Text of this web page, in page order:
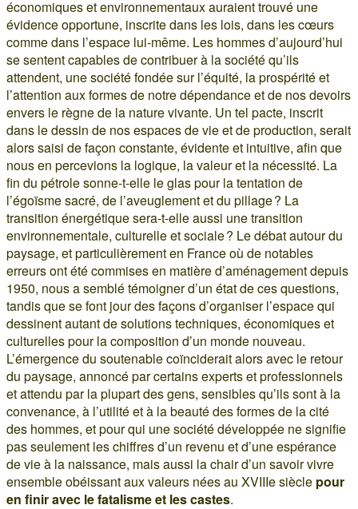
économiques et environnementaux auraient trouvé une
évidence opportune, inscrite dans les lois, dans les cœurs
comme dans l’espace lui-même. Les hommes d’aujourd’hui
se sentent capables de contribuer à la société qu’ils
attendent, une société fondée sur l’équité, la prospérité et
l’attention aux formes de notre dépendance et de nos devoirs
envers le règne de la nature vivante. Un tel pacte, inscrit
dans le dessin de nos espaces de vie et de production, serait
alors saisi de façon constante, évidente et intuitive, afin que
nous en percevions la logique, la valeur et la nécessité. La
fin du pétrole sonne-t-elle le glas pour la tentation de
l’égoïsme sacré, de l’aveuglement et du pillage ? La
transition énergétique sera-t-elle aussi une transition
environnementale, culturelle et sociale ? Le débat autour du
paysage, et particulièrement en France où de notables
erreurs ont été commises en matière d’aménagement depuis
1950, nous a semblé témoigner d’un état de ces questions,
tandis que se font jour des façons d’organiser l’espace qui
dessinent autant de solutions techniques, économiques et
culturelles pour la composition d’un monde nouveau.
L’émergence du soutenable coïnciderait alors avec le retour
du paysage, annoncé par certains experts et professionnels
et attendu par la plupart des gens, sensibles qu’ils sont à la
convenance, à l’utilité et à la beauté des formes de la cité
des hommes, et pour qui une société développée ne signifie
pas seulement les chiffres d’un revenu et d’une espérance
de vie à la naissance, mais aussi la chair d’un savoir vivre
ensemble obéissant aux valeurs nées au XVIIIe siècle pour
en finir avec le fatalisme et les castes.